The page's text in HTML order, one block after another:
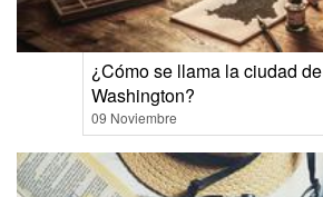
¿Cómo se llama la ciudad de
Washington?
09 Noviembre